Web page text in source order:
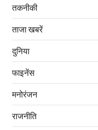
तकनीकी
ताजा खबरें
दुनिया
फाइनेंस
मनोरंजन
राजनीति